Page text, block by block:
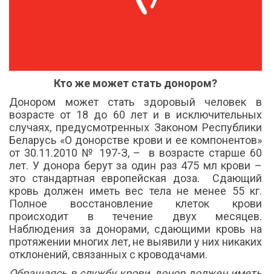
Кто же может стать донором?
Донором может стать здоровый человек в
возрасте от 18 до 60 лет и в исключительных
случаях, предусмотренных Законом Республики
Беларусь «О донорстве крови и ее компонентов»
от 30.11.2010 № 197-З, – в возрасте старше 60
лет. У донора берут за один раз 475 мл крови –
это стандартная европейская доза. Сдающий
кровь должен иметь вес тела не менее 55 кг.
Полное восстановление клеток крови
происходит в течение двух месяцев.
Наблюдения за донорами, сдающими кровь на
протяжении многих лет, не выявили у них никаких
отклонений, связанных с кроводачами.